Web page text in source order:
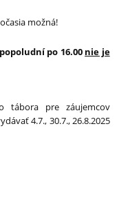
možná!
po 16.00 nie je
tábora pre záujemcov
4.7., 30.7., 26.8.2025